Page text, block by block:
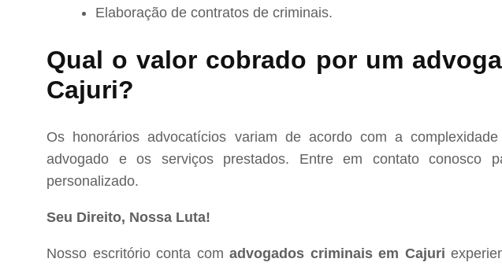
Elaboração de contratos de criminais.
Qual o valor cobrado por um
Cajuri?
Os honorários advocatícios variam de acordo com a
advogado e os serviços prestados. Entre em contato conosco
personalizado.
Seu Direito, Nossa Luta!
Nosso escritório conta comadvogados criminais em Cajuri